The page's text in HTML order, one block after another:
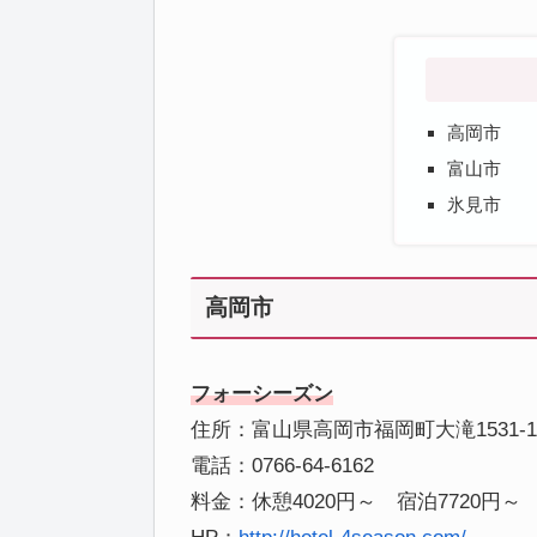
高岡市
富山市
氷見市
高岡市
フォーシーズン
住所：富山県高岡市福岡町大滝1531-1
電話：0766-64-6162
料金：休憩4020円～ 宿泊7720円～